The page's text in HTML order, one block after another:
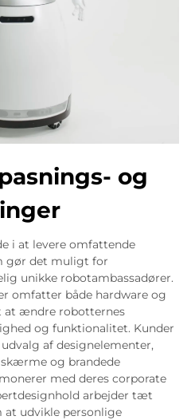
og
i at levere omfattende
gør det muligt for
unikke robotambassadører.
omfatter både hardware og
at ændre robotternes
og funktionalitet. Kunder
af designelementer,
og brandede
med deres corporate
arbejder tæt
at udvikle personlige